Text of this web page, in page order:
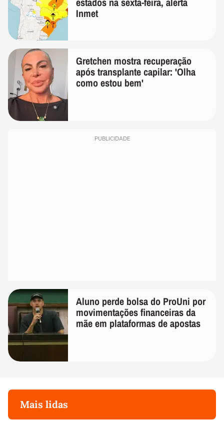
Inmet
Gretchen mostra recuperação
após transplante capilar: 'Olha
como estou bem'
PUBLICIDADE
Aluno perde bolsa do ProUni por
movimentações financeiras da
mãe em plataformas de apostas
Mais lidas